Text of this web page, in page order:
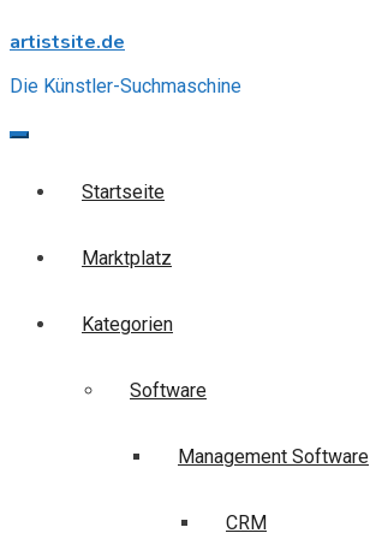
to
artistsite.de
Die Künstler-Suchmaschine
Startseite
Marktplatz
Kategorien
Software
Management Software
CRM